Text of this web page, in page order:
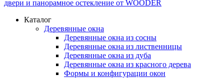
Каталог
Деревянные окна
Деревянные окна из сосны
Деревянные окна из лиственницы
Деревянные окна из дуба
Деревянные окна из красного дерева
Формы и конфигурации окон